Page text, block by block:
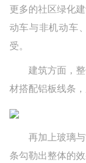
更多的社区绿化
动车与非机动车
受。
建筑方面，整
材搭配铝板线条
再加上玻璃与
条勾勒出整体的